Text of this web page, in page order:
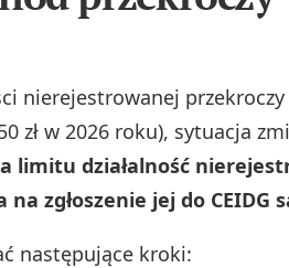
nierejestrowanej przekroczy
zł w 2026 roku), sytuacja
limitu działalność
zgłoszenie jej do CEIDG
następujące kroki: